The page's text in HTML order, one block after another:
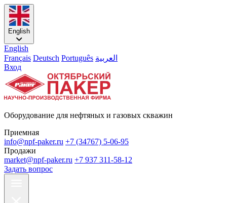
English
English
Français Deutsch Português العربية
Вход
Оборудование для нефтяных и газовых скважин
Приемная
info@npf-paker.ru +7 (34767) 5-06-95
Продажи
market@npf-paker.ru +7 937 311-58-12
Задать вопрос